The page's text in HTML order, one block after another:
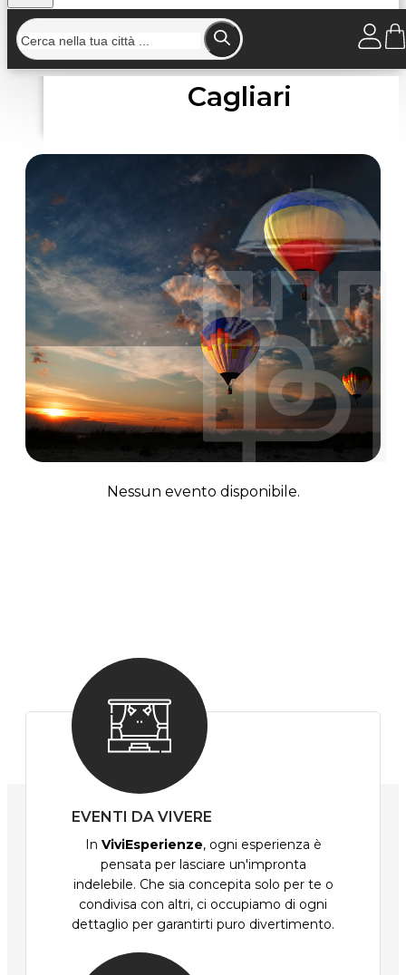
Cagliari
Nessun evento disponibile.
EVENTI DA VIVERE
In ViviEsperienze, ogni esperienza è
pensata per lasciare un'impronta
indelebile. Che sia concepita solo per te o
condivisa con altri, ci occupiamo di ogni
dettaglio per garantirti puro divertimento.